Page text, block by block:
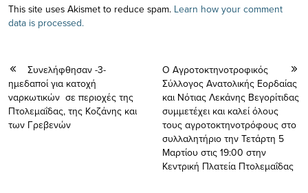
This site uses Akismet to reduce spam. Learn how your comment
data is processed.
Συνελήφθησαν -3-
ημεδαποί για κατοχή
ναρκωτικών σε περιοχές της
Πτολεμαΐδας, της Κοζάνης και
των Γρεβενών
Ο Αγροτοκτηνοτροφικός
Σύλλογος Ανατολικής Εορδαίας
και Νότιας Λεκάνης Βεγορίτιδας
συμμετέχει και καλεί όλους
τους αγροτοκτηνοτρόφους στο
συλλαλητήριο την Τετάρτη 5
Μαρτίου στις 19:00 στην
Κεντρική Πλατεία Πτολεμαΐδας